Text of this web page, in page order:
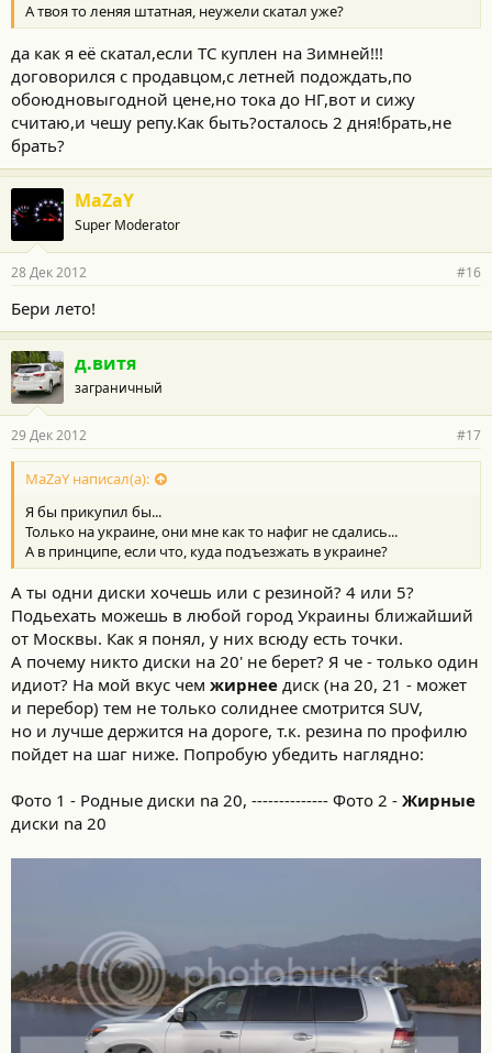
А твоя то леняя штатная, неужели скатал уже?
да как я её скатал,если ТС куплен на Зимней!!!
договорился с продавцом,с летней подождать,по
обоюдновыгодной цене,но тока до НГ,вот и сижу
считаю,и чешу репу.Как быть?осталось 2 дня!брать,не
брать?
MaZaY
Super Moderator
28 Дек 2012 #16
Бери лето!
д.витя
заграничный
29 Дек 2012 #17
MaZaY написал(а):
Я бы прикупил бы...
Только на украине, они мне как то нафиг не сдались...
А в принципе, если что, куда подъезжать в украине?
А ты одни диски хочешь или с резиной? 4 или 5?
Подьехать можешь в любой город Украины ближайший
от Москвы. Как я понял, у них всюду есть точки.
А почему никто диски на 20' не берет? Я че - только один
идиот? На мой вкус чем жирнее диск (на 20, 21 - может
и перебор) тем не только солиднее смотрится SUV,
но и лучше держится на дороге, т.к. резина по профилю
пойдет на шаг ниже. Попробую убедить наглядно:
Фото 1 - Родные диски na 20, -------------- Фото 2 - Жирные
диски na 20